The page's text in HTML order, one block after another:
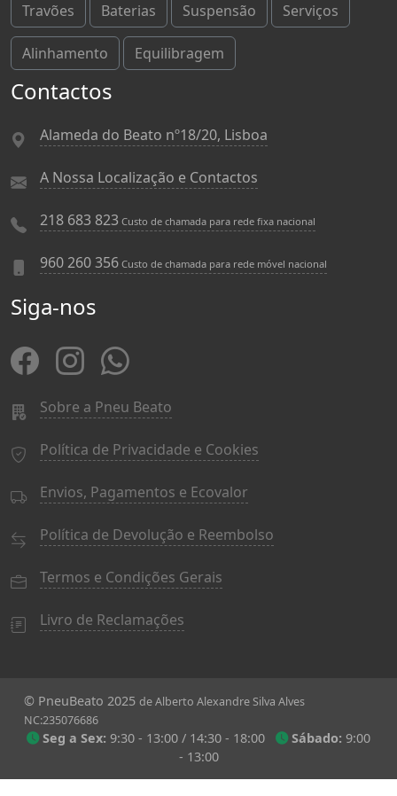
Travões Baterias Suspensão Serviços
Alinhamento Equilibragem
Contactos
Alameda do Beato nº18/20, Lisboa
A Nossa Localização e Contactos
218 683 823 Custo de chamada para rede fixa nacional
960 260 356 Custo de chamada para rede móvel nacional
Siga-nos
Sobre a Pneu Beato
Política de Privacidade e Cookies
Envios, Pagamentos e Ecovalor
Política de Devolução e Reembolso
Termos e Condições Gerais
Livro de Reclamações
© PneuBeato 2025 de Alberto Alexandre Silva Alves
NC:235076686
Seg a Sex: 9:30 - 13:00 / 14:30 - 18:00 Sábado: 9:00
- 13:00